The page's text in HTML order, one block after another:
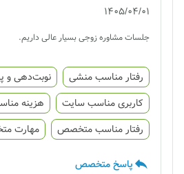
1405/04/01
جلسات مشاوره زوجی بسیار عالی داریم.
رفتار مناسب منشی
نوبت‌دهی و
کاربری مناسب سایت
هزینه
رفتار مناسب متخصص
مهارت
پاسخ متخصص